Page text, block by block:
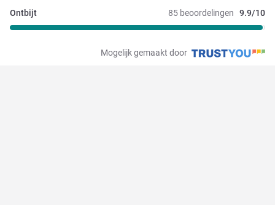
85 beoordelingen 9.9/10
Ontbijt
Mogelijk gemaakt door